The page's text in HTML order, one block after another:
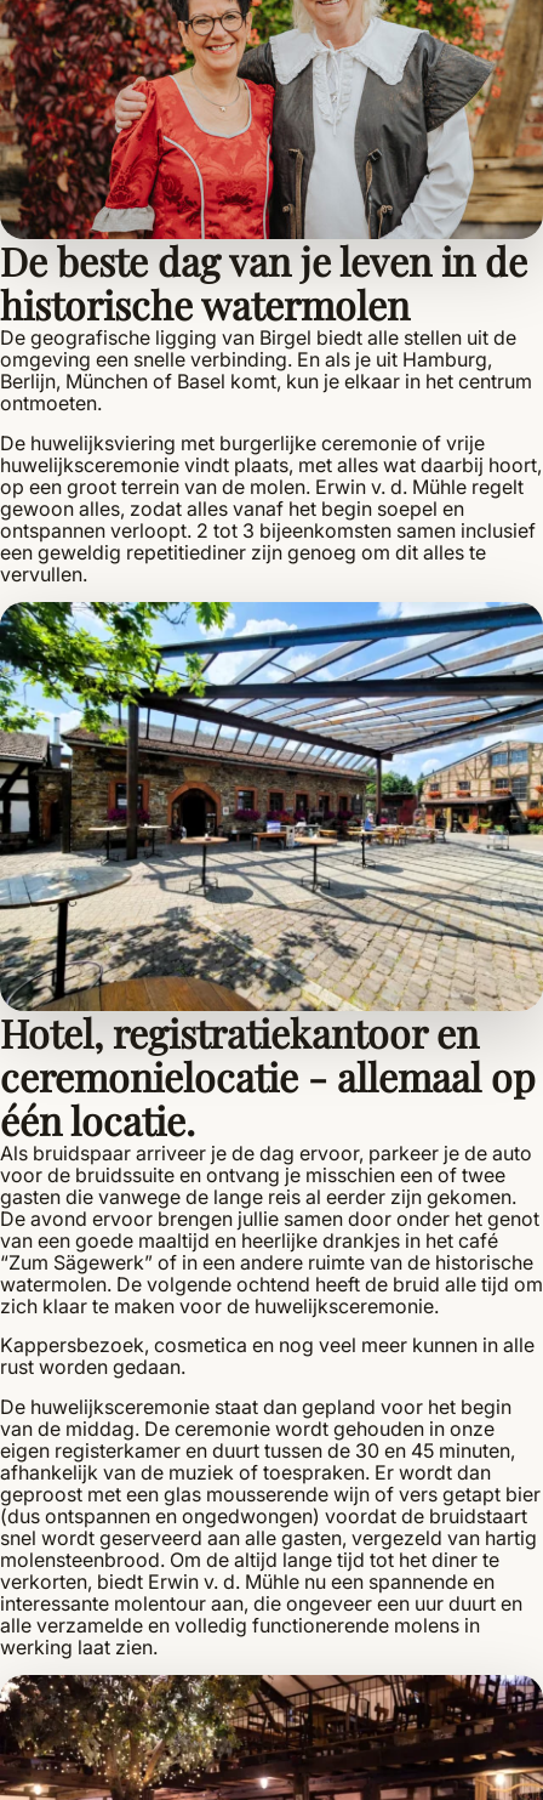
De beste dag van je leven in de
historische watermolen
De geografische ligging van Birgel biedt alle stellen uit de
omgeving een snelle verbinding. En als je uit Hamburg,
Berlijn, München of Basel komt, kun je elkaar in het centrum
ontmoeten.
De huwelijksviering met burgerlijke ceremonie of vrije
huwelijksceremonie vindt plaats, met alles wat daarbij hoort,
op een groot terrein van de molen. Erwin v. d. Mühle regelt
gewoon alles, zodat alles vanaf het begin soepel en
ontspannen verloopt. 2 tot 3 bijeenkomsten samen inclusief
een geweldig repetitiediner zijn genoeg om dit alles te
vervullen.
Hotel, registratiekantoor en
ceremonielocatie - allemaal op
één locatie.
Als bruidspaar arriveer je de dag ervoor, parkeer je de auto
voor de bruidssuite en ontvang je misschien een of twee
gasten die vanwege de lange reis al eerder zijn gekomen.
De avond ervoor brengen jullie samen door onder het genot
van een goede maaltijd en heerlijke drankjes in het café
“Zum Sägewerk” of in een andere ruimte van de historische
watermolen. De volgende ochtend heeft de bruid alle tijd om
zich klaar te maken voor de huwelijksceremonie.
Kappersbezoek, cosmetica en nog veel meer kunnen in alle
rust worden gedaan.
De huwelijksceremonie staat dan gepland voor het begin
van de middag. De ceremonie wordt gehouden in onze
eigen registerkamer en duurt tussen de 30 en 45 minuten,
afhankelijk van de muziek of toespraken. Er wordt dan
geproost met een glas mousserende wijn of vers getapt bier
(dus ontspannen en ongedwongen) voordat de bruidstaart
snel wordt geserveerd aan alle gasten, vergezeld van hartig
molensteenbrood. Om de altijd lange tijd tot het diner te
verkorten, biedt Erwin v. d. Mühle nu een spannende en
interessante molentour aan, die ongeveer een uur duurt en
alle verzamelde en volledig functionerende molens in
werking laat zien.